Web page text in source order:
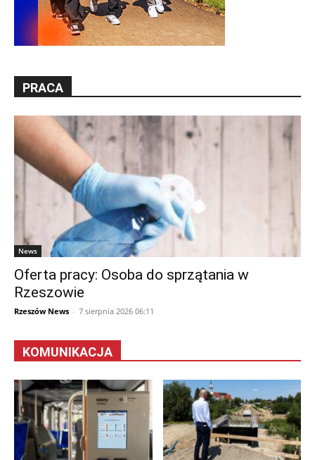
PRACA
News
Oferta pracy: Osoba do sprzątania w
Rzeszowie
Rzeszów News - 7 sierpnia 2026 06:11
KOMUNIKACJA